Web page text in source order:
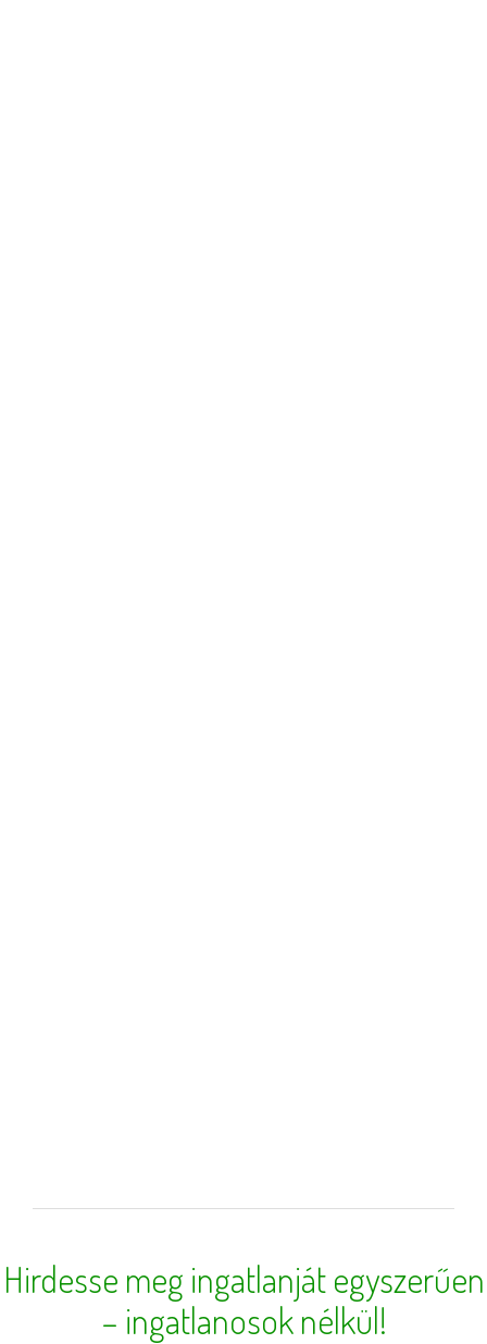
Hirdesse meg ingatlanját egyszerűen
– ingatlanosok nélkül!